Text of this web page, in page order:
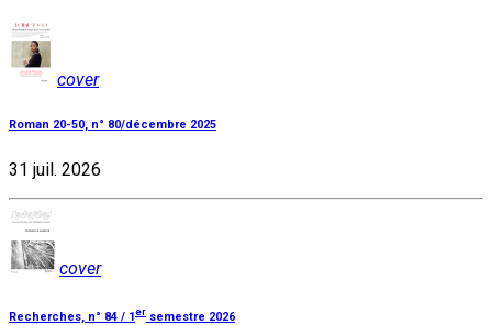
cover
Roman 20-50, n° 80/décembre 2025
31 juil. 2026
cover
Recherches, n° 84 / 1er semestre 2026